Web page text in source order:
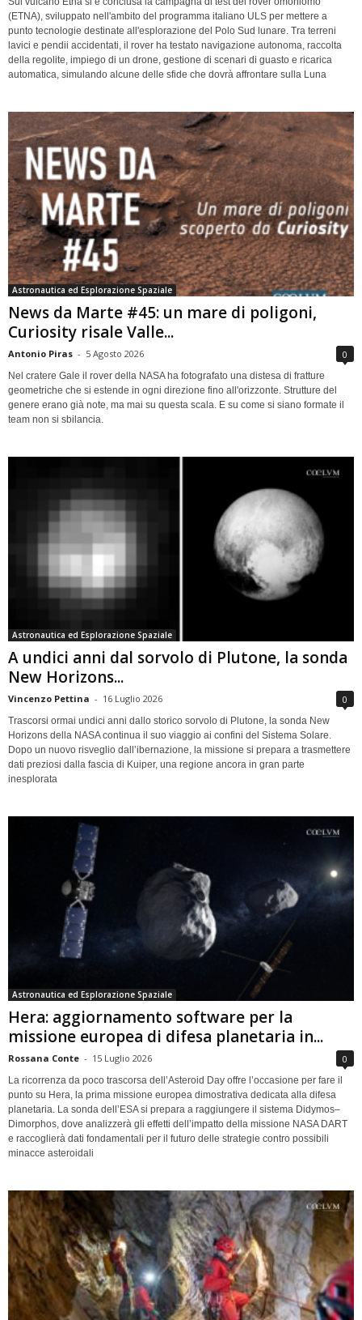
(ETNA), sviluppato nell'ambito del programma italiano ULS per mettere a
punto tecnologie destinate all'esplorazione del Polo Sud lunare. Tra terreni
lavici e pendii accidentati, il rover ha testato navigazione autonoma, raccolta
della regolite, impiego di un drone, gestione di scenari di guasto e ricarica
automatica, simulando alcune delle sfide che dovrà affrontare sulla Luna
Astronautica ed Esplorazione Spaziale
News da Marte #45: un mare di poligoni,
Curiosity risale Valle...
Antonio Piras - 5 Agosto 2026 0
Nel cratere Gale il rover della NASA ha fotografato una distesa di fratture
geometriche che si estende in ogni direzione fino all'orizzonte. Strutture del
genere erano già note, ma mai su questa scala. E su come si siano formate il
team non si sbilancia.
Astronautica ed Esplorazione Spaziale
A undici anni dal sorvolo di Plutone, la sonda
New Horizons...
Vincenzo Pettina - 16 Luglio 2026 0
Trascorsi ormai undici anni dallo storico sorvolo di Plutone, la sonda New
Horizons della NASA continua il suo viaggio ai confini del Sistema Solare.
Dopo un nuovo risveglio dall’ibernazione, la missione si prepara a trasmettere
dati preziosi dalla fascia di Kuiper, una regione ancora in gran parte
inesplorata
Astronautica ed Esplorazione Spaziale
Hera: aggiornamento software per la
missione europea di difesa planetaria in...
Rossana Conte - 15 Luglio 2026 0
La ricorrenza da poco trascorsa dell’Asteroid Day offre l’occasione per fare il
punto su Hera, la prima missione europea dimostrativa dedicata alla difesa
planetaria. La sonda dell’ESA si prepara a raggiungere il sistema Didymos–
Dimorphos, dove analizzerà gli effetti dell’impatto della missione NASA DART
e raccoglierà dati fondamentali per il futuro delle strategie contro possibili
minacce asteroidali